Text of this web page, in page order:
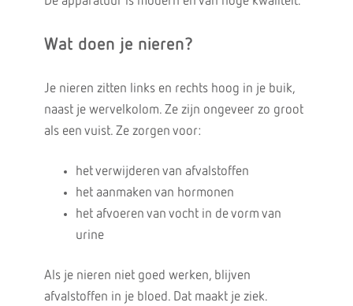
Wat doen je nieren?
Je nieren zitten links en rechts hoog in je buik,
naast je wervelkolom. Ze zijn ongeveer zo groot
als een vuist. Ze zorgen voor:
het verwijderen van afvalstoffen
het aanmaken van hormonen
het afvoeren van vocht in de vorm van
urine
Als je nieren niet goed werken, blijven
afvalstoffen in je bloed. Dat maakt je ziek.